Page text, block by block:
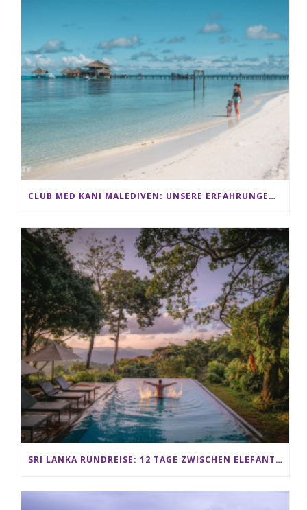
CLUB MED KANI MALEDIVEN: UNSERE ERFAHRUNGEN IM ALL-INCLUSIVE PARADIES
SRI LANKA RUNDREISE: 12 TAGE ZWISCHEN ELEFANTEN, TEEPLANTAGEN & STRAND ALS FAMILIE